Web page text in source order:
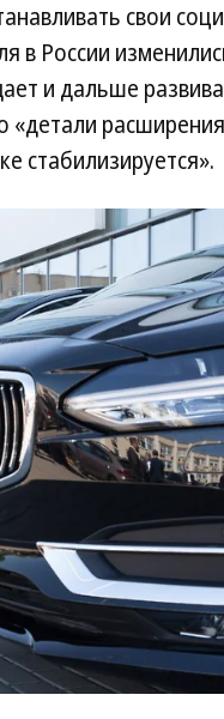
свои
в России
и дальше
стабилизируется».